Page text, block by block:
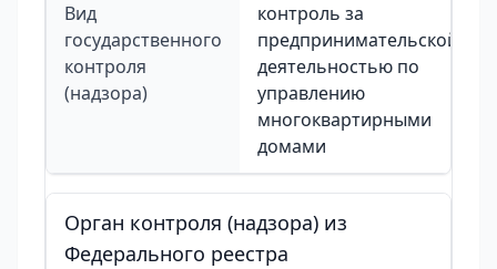
Вид
государственного
контроля
(надзора)
контроль за
предпринимательской
деятельностью по
управлению
многоквартирными
домами
Орган контроля (надзора) из
Федерального реестра